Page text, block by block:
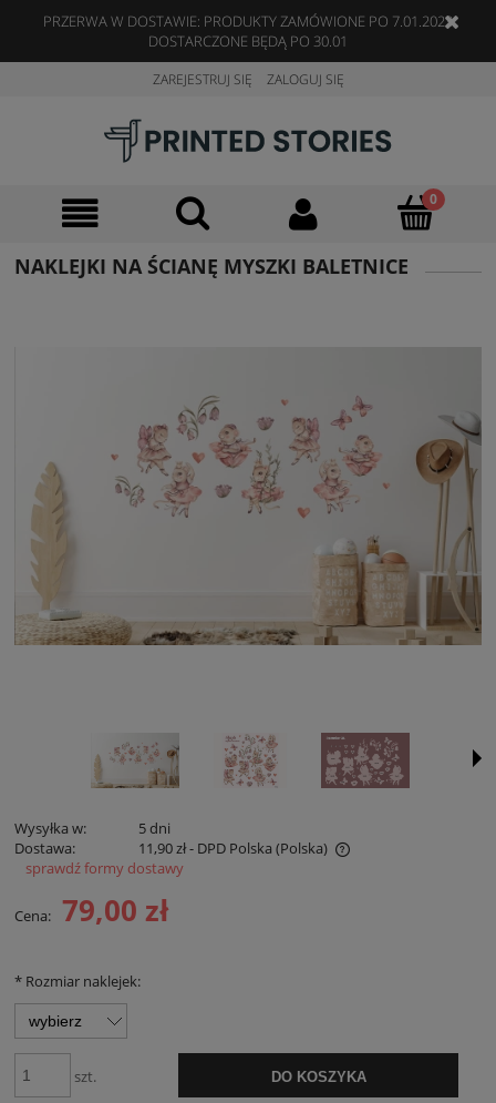
PRZERWA W DOSTAWIE: PRODUKTY ZAMÓWIONE PO 7.01.2023
DOSTARCZONE BĘDĄ PO 30.01
ZAREJESTRUJ SIĘ ZALOGUJ SIĘ
NAKLEJKI NA ŚCIANĘ MYSZKI BALETNICE
Wysyłka w:
5 dni
Dostawa:
11,90 zł- DPD Polska (Polska)
Cena nie zawiera ewentualnych kosztów płatności
sprawdź formy dostawy
Cena: 79,00 zł
* Rozmiar naklejek:
szt. DO KOSZYKA